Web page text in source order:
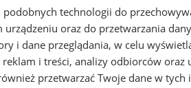
technologii do
oraz do przetwarzania
i dane przeglądania, w celu
i treści, analizy odbiorców oraz
przetwarzać Twoje dane w tych